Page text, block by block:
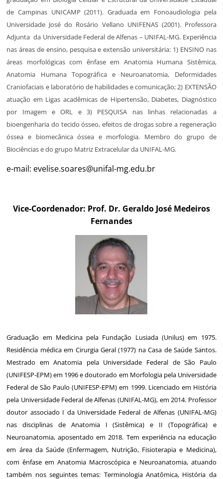
de Campinas UNICAMP (2011). Graduada em Fonoaudiologia pela
Universidade José do Rosário Vellano UNIFENAS (2001). Professora
Adjunta da Universidade Federal de Alfenas – UNIFAL-MG. Experiência
nas áreas de ensino, pesquisa e extensão universitária: 1) ENSINO nas
áreas morfológicas com ênfase em Anatomia Humana Sistêmica,
Anatomia Humana Topográfica e Neuroanatomia, Deformidades
Craniofaciais e laboratório de habilidades e comunicação; 2) EXTENSÃO
atuação em Ligas acadêmicas de Hipertensão, Diabetes, Diagnóstico
por Imagem e ORL e 3) PESQUISA nas linhas relacionadas a
bioengenharia do tecido ósseo, efeitos de drogas sobre a regeneração
óssea e biomecânica óssea e morfologia. Membro do grupo de
Biociências e do grupo Matriz Extracelular da UNIFAL-MG.
e-mail: evelise.soares@unifal-mg.edu.br
Vice-Coordenador: Prof. Dr. Geraldo José Medeiros
Fernandes
Graduação em Medicina pela Fundação Lusiada (Unilus) em 1975.
Residência médica em Cirurgia Geral (1977) na Casa de Saúde Santos.
Mestrado em Anatomia pela Universidade Federal de São Paulo
(UNIFESP-EPM) em 1996 e doutorado em Morfologia pela Universidade
Federal de São Paulo (UNIFESP-EPM) em 1999. Licenciado em História
pela Universidade Federal de Alfenas (UNIFAL-MG), em 2014. Professor
doutor associado I da Universidade Federal de Alfenas (UNIFAL-MG)
nas disciplinas de Anatomia I (Sistêmica) e II (Topográfica) e
Neuroanatomia, aposentado em 2018. Tem experiência na educação
em área da Saúde (Enfermagem, Nutrição, Fisioterapia e Medicina),
com ênfase em Anatomia Macroscópica e Neuroanatomia, atuando
também nos seguintes temas: Terminologia Anatômica, História da